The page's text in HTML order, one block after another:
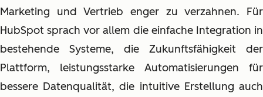
Marketing und Vertrieb enger zu verzahnen. Für
HubSpot sprach vor allem die einfache Integration in
bestehende Systeme, die Zukunftsfähigkeit der
Plattform, leistungsstarke Automatisierungen für
bessere Datenqualität, die intuitive Erstellung auch